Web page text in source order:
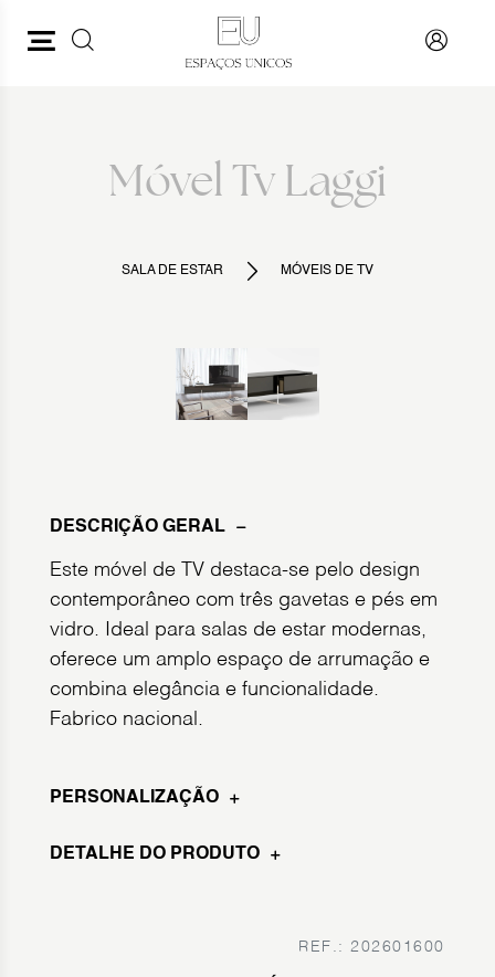
Móvel Tv Laggi
SALA DE ESTAR MÓVEIS DE TV
DESCRIÇÃO GERAL
Este móvel de TV destaca-se pelo design
contemporâneo com três gavetas e pés em
vidro. Ideal para salas de estar modernas,
oferece um amplo espaço de arrumação e
combina elegância e funcionalidade.
Fabrico nacional.
PERSONALIZAÇÃO
DETALHE DO PRODUTO
REF.: 202601600
PESQUISAR